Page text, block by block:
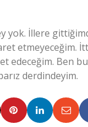
yok. İllere
etmeyeceğim.
edeceğim. Ben
derdindeyim.